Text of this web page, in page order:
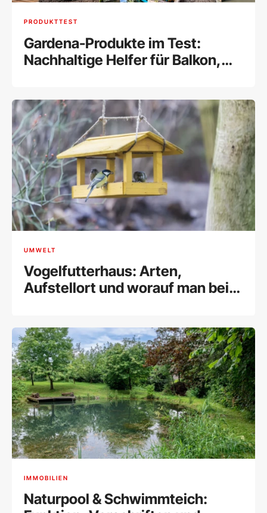
PRODUKTTEST
Gardena-Produkte im Test:
Nachhaltige Helfer für Balkon,
UMWELT
Vogelfutterhaus: Arten,
Aufstellort und worauf man bei
IMMOBILIEN
Naturpool & Schwimmteich: